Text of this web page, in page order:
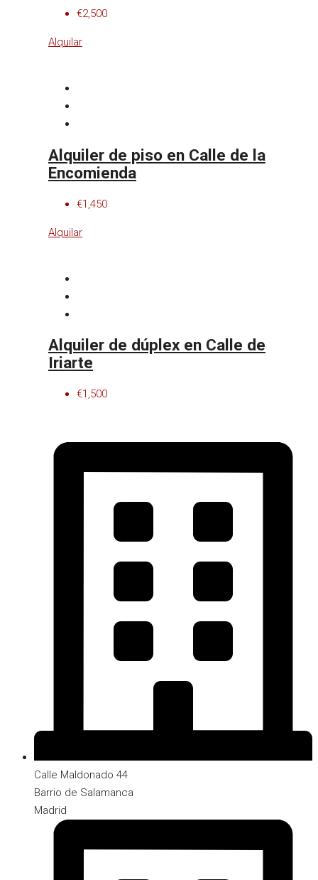
€2,500
Alquilar
Alquiler de piso en Calle de la
Encomienda
€1,450
Alquilar
Alquiler de dúplex en Calle de
Iriarte
€1,500
Calle Maldonado 44
Barrio de Salamanca
Madrid